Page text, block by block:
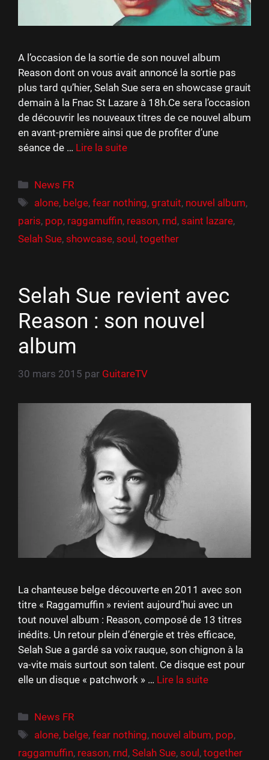
A l’occasion de la sortie de son nouvel album
Reason dont on vous avait annoncé la sortie pas
plus tard qu’hier, Selah Sue sera en showcase grauit
demain à la Fnac St Lazare à 18h.Ce sera l’occasion
de découvrir les nouveaux titres de ce nouvel album
en avant-première ainsi que de profiter d’une
séance de … Lire la suite
Catégories
News FR
Étiquettes
alone, belge,fear nothing,gratuit, nouvel album,
paris, pop, raggamuffin, reason, rnd , saint lazare,
Selah Sue, showcase, soul , together
Selah Sue revient avec
Reason : son nouvel
album
30 mars 2015 par GuitareTV
La chanteuse belge découverte en 2011 avec son
titre « Raggamuffin » revient aujourd’hui avec un
tout nouvel album : Reason, composé de 13 titres
inédits. Un retour plein d’énergie et très efficace,
Selah Sue a gardé sa voix rauque, son chignon à la
va-vite mais surtout son talent. Ce disque est pour
elle un disque « patchwork » … Lire la suite
Catégories
News FR
Étiquettes
alone, belge,fear nothing, nouvel album, pop,
raggamuffin, reason, rnd , Selah Sue, soul , together